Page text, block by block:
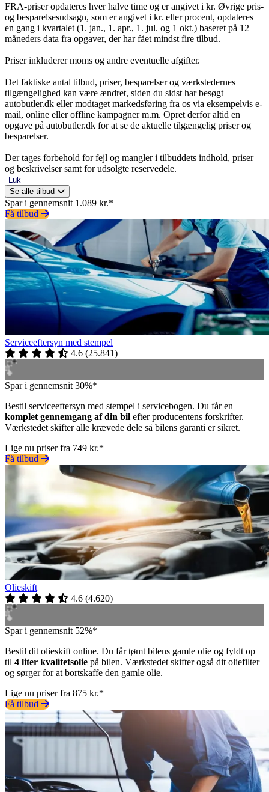
FRA-priser opdateres hver halve time og er angivet i kr. Øvrige pris-
og besparelsesudsagn, som er angivet i kr. eller procent, opdateres
en gang i kvartalet (1. jan., 1. apr., 1. jul. og 1 okt.) baseret på 12
måneders data fra opgaver, der har fået mindst fire tilbud.
Priser inkluderer moms og andre eventuelle afgifter.
Det faktiske antal tilbud, priser, besparelser og værkstedernes
tilgængelighed kan være ændret, siden du sidst har besøgt
autobutler.dk eller modtaget markedsføring fra os via eksempelvis e-
mail, online eller offline kampagner m.m. Opret derfor altid en
opgave på autobutler.dk for at se de aktuelle tilgængelig priser og
besparelser.
Der tages forbehold for fejl og mangler i tilbuddets indhold, priser
og beskrivelser samt for udsolgte reservedele.
Luk
Se alle tilbud
Spar i gennemsnit 1.089 kr.*
Få tilbud
Serviceeftersyn med stempel
4.6 (25.841)
Spar i gennemsnit 30%*
Bestil serviceeftersyn med stempel i servicebogen. Du får en
komplet gennemgang af din bil efter producentens forskrifter.
Værkstedet skifter alle krævede dele så bilens garanti er sikret.
Lige nu priser fra 749 kr.*
Få tilbud
Olieskift
4.6 (4.620)
Spar i gennemsnit 52%*
Bestil dit olieskift online. Du får tømt bilens gamle olie og fyldt op
til 4 liter kvalitetsolie på bilen. Værkstedet skifter også dit oliefilter
og sørger for at bortskaffe den gamle olie.
Lige nu priser fra 875 kr.*
Få tilbud